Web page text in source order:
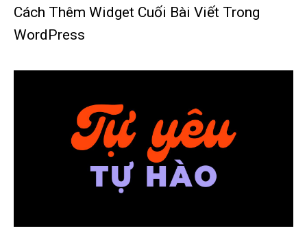
Cách Thêm Widget Cuối Bài Viết Trong
WordPress